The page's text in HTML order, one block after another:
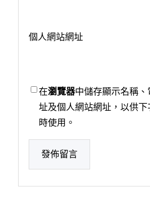
個人網站網址
在瀏覽器中儲存顯示名稱
址及個人網站網址，以供
時使用。